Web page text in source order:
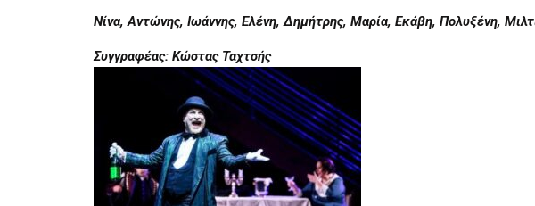
Νίνα, Αντώνης, Ιωάννης, Ελένη, Δημήτρης, Μαρία, Εκάβη, Πολυξένη,
Συγγραφέας: Κώστας Ταχτσής